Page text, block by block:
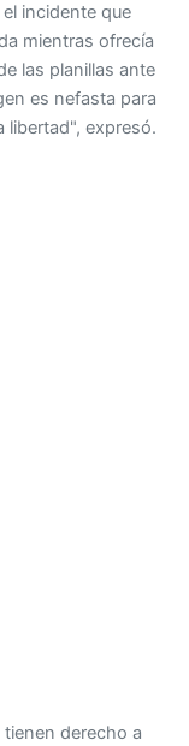
incidente que
mientras ofrecía
las planillas ante
es nefasta para
libertad", expresó.
derecho a